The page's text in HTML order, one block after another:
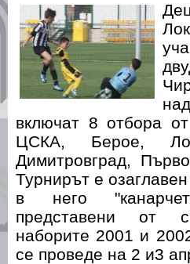
включат 8 отбора
ЦСКА, Берое,
Димитровград,
Турнирът е
в него
представени от
наборите 2001 и
се проведе на 2 и3